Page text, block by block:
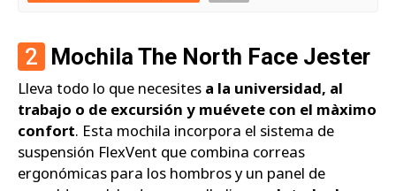
2 Mochila The North Face Jester
Lleva todo lo que necesites a la universidad, al
trabajo o de excursión y muévete con el màximo
confort. Esta mochila incorpora el sistema de
suspensión FlexVent que combina correas
ergonómicas para los hombros y un panel de